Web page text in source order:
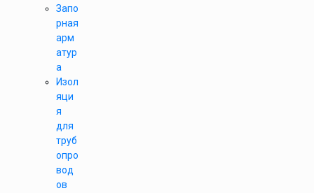
Запо
рная
арм
атур
а
Изол
яци
я
для
труб
опро
вод
ов